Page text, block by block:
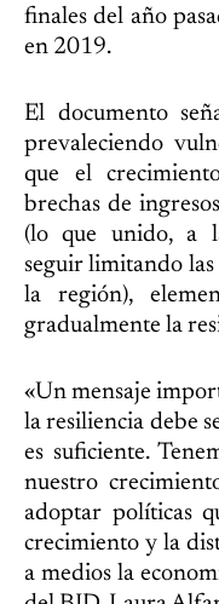
finales del año
en 2019.
El documento
prevaleciendo
que el
brechas de
(lo que unido, a
seguir limitando las
la región),
gradualmente la
«Un mensaje
la resiliencia debe
es suficiente.
nuestro
adoptar políticas
crecimiento y la
a medios la